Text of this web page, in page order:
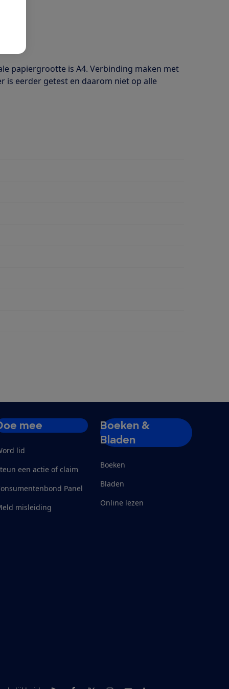
papiergrootte is A4. Verbinding maken met
is eerder getest en daarom niet op alle
mee
lid
een actie of claim
Panel
misleiding
Boeken &
Bladen
Boeken
Bladen
Online lezen